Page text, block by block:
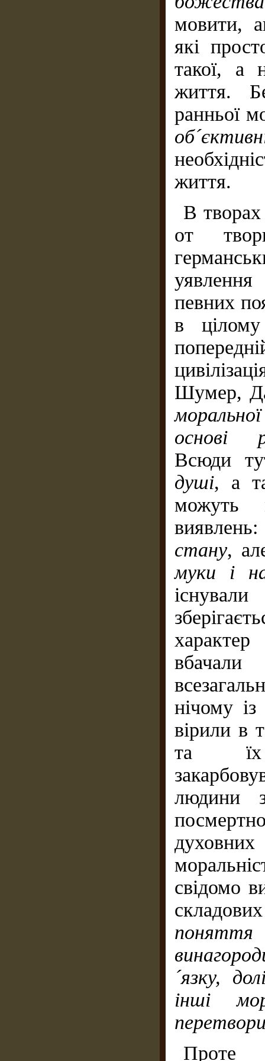
мовити,
які
такої, а
життя.
ранньої
життя.
В творах
от
певних
в
Шумер,
основі
Всюди
душі, а
можуть
стану,
муки і
нічому
вірили в
та їх
людини
свідомо
´язку,
інші